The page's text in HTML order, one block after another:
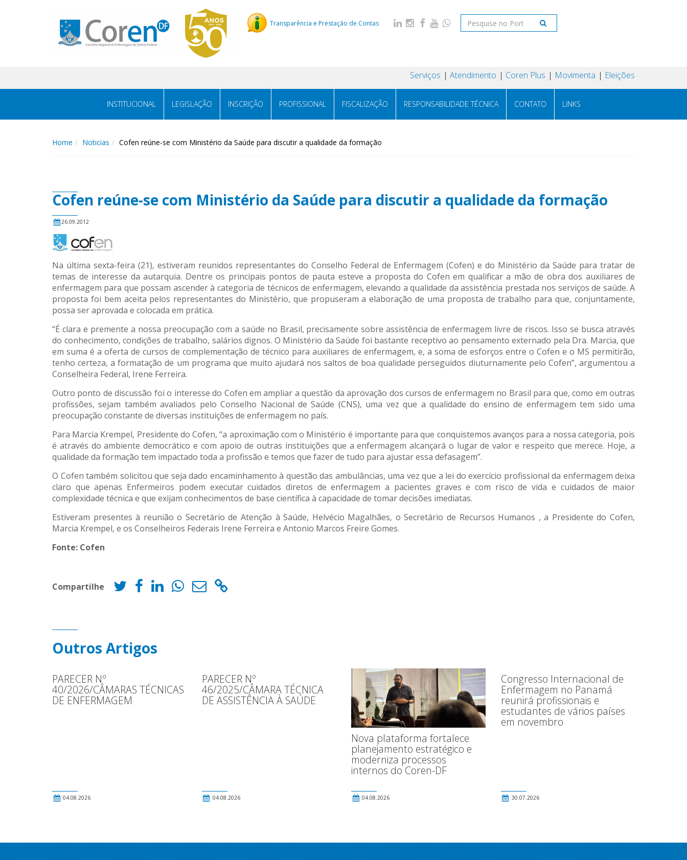
Transparência e Prestação de Contas
Serviços Atendimento Coren Plus Movimenta Eleições
INSTITUCIONAL LEGISLAÇÃO INSCRIÇÃO PROFISSIONAL FISCALIZAÇÃO RESPONSABILIDADE TÉCNICA CONTATO LINKS
Home Noticias Cofen reúne-se com Ministério da Saúde para discutir a qualidade da formação
Cofen reúne-se com Ministério da Saúde para discutir a qualidade da formação
26.09.2012
Na última sexta-feira (21), estiveram reunidos representantes do Conselho Federal de Enfermagem (Cofen) e do Ministério da Saúde para tratar de
temas de interesse da autarquia. Dentre os principais pontos de pauta esteve a proposta do Cofen em qualificar a mão de obra dos auxiliares de
enfermagem para que possam ascender à categoria de técnicos de enfermagem, elevando a qualidade da assistência prestada nos serviços de saúde. A
proposta foi bem aceita pelos representantes do Ministério, que propuseram a elaboração de uma proposta de trabalho para que, conjuntamente,
possa ser aprovada e colocada em prática.
“É clara e premente a nossa preocupação com a saúde no Brasil, precisamente sobre assistência de enfermagem livre de riscos. Isso se busca através
do conhecimento, condições de trabalho, salários dignos. O Ministério da Saúde foi bastante receptivo ao pensamento externado pela Dra. Marcia, que
em suma é a oferta de cursos de complementação de técnico para auxiliares de enfermagem, e, a soma de esforços entre o Cofen e o MS permitirão,
tenho certeza, a formatação de um programa que muito ajudará nos saltos de boa qualidade perseguidos diuturnamente pelo Cofen”, argumentou a
Conselheira Federal, Irene Ferreira.
Outro ponto de discussão foi o interesse do Cofen em ampliar a questão da aprovação dos cursos de enfermagem no Brasil para que, como em outras
profissões, sejam também avaliados pelo Conselho Nacional de Saúde (CNS), uma vez que a qualidade do ensino de enfermagem tem sido uma
preocupação constante de diversas instituições de enfermagem no país.
Para Marcia Krempel, Presidente do Cofen, “a aproximação com o Ministério é importante para que conquistemos avanços para a nossa categoria, pois
é através do ambiente democrático e com apoio de outras instituições que a enfermagem alcançará o lugar de valor e respeito que merece. Hoje, a
qualidade da formação tem impactado toda a profissão e temos que fazer de tudo para ajustar essa defasagem”.
O Cofen também solicitou que seja dado encaminhamento à questão das ambulâncias, uma vez que a lei do exercício profissional da enfermagem deixa
claro que apenas Enfermeiros podem executar cuidados diretos de enfermagem a pacientes graves e com risco de vida e cuidados de maior
complexidade técnica e que exijam conhecimentos de base científica à capacidade de tomar decisões imediatas.
Estiveram presentes à reunião o Secretário de Atenção à Saúde, Helvécio Magalhães, o Secretário de Recursos Humanos , a Presidente do Cofen,
Marcia Krempel, e os Conselheiros Federais Irene Ferreira e Antonio Marcos Freire Gomes.
Fonte: Cofen
Compartilhe
Outros Artigos
PARECER Nº
40/2026/CÂMARAS TÉCNICAS
DE ENFERMAGEM
04.08.2026
PARECER Nº
46/2025/CÂMARA TÉCNICA
DE ASSISTÊNCIA À SAÚDE
04.08.2026
Nova plataforma fortalece
planejamento estratégico e
moderniza processos
internos do Coren-DF
04.08.2026
Congresso Internacional de
Enfermagem no Panamá
reunirá profissionais e
estudantes de vários países
em novembro
30.07.2026